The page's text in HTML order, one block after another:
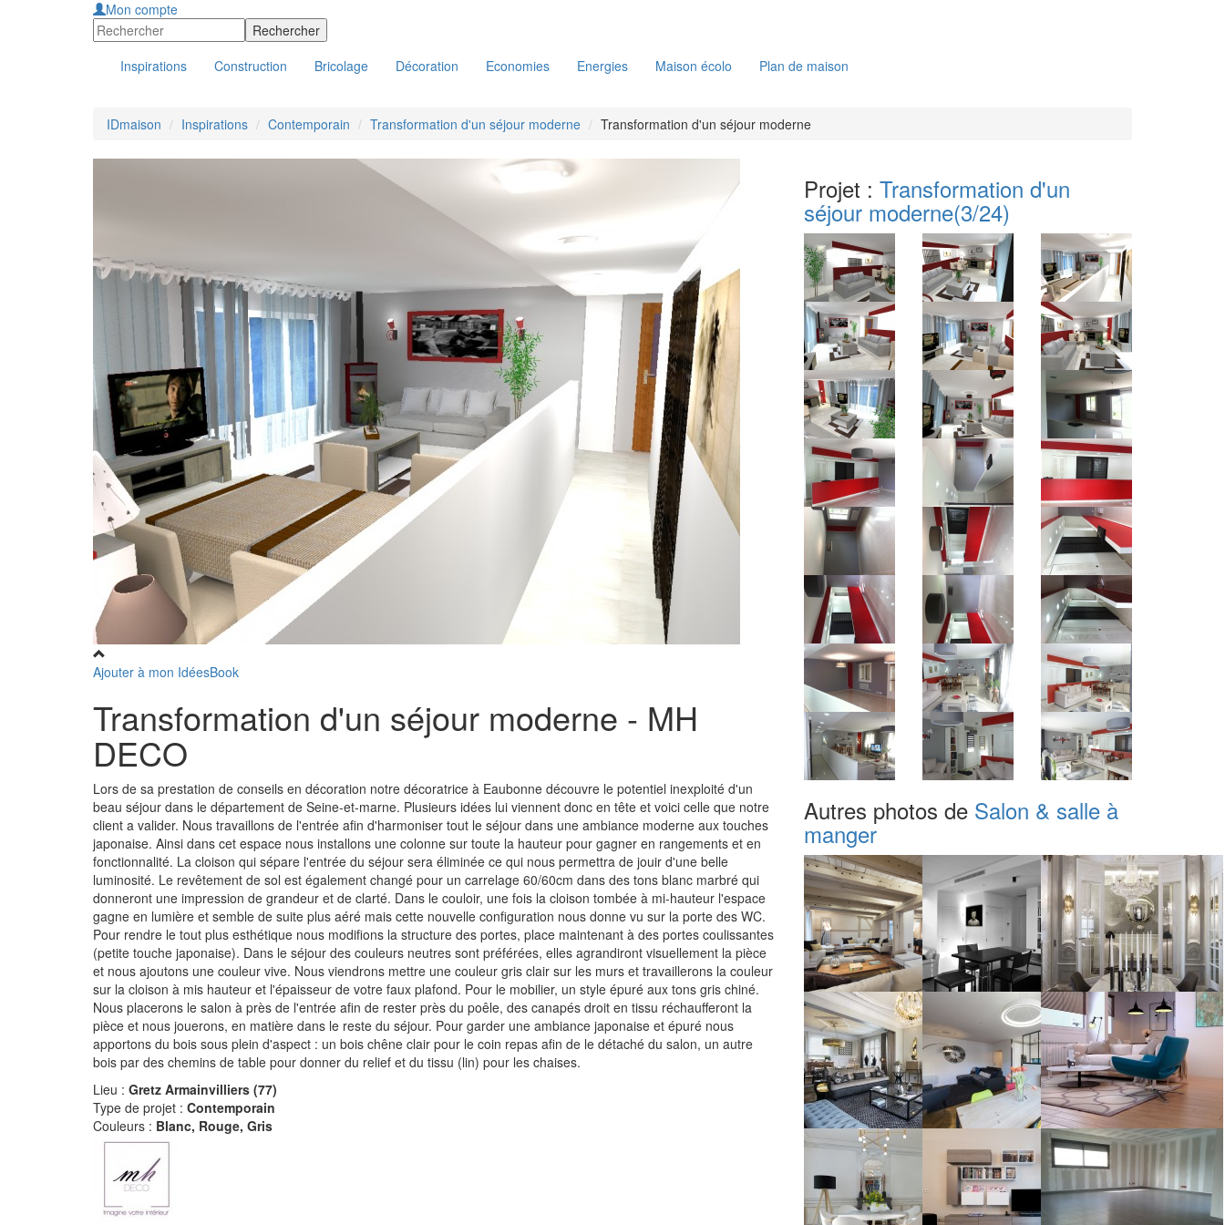
Mon compte
Inspirations Construction Bricolage Décoration Economies Energies Maison écolo Plan de maison
IDmaison Inspirations Contemporain Transformation d'un séjour moderne Transformation d'un séjour moderne
Ajouter à mon IdéesBook
Transformation d'un séjour moderne - MH
DECO
Lors de sa prestation de conseils en décoration notre décoratrice à Eaubonne découvre le potentiel inexploité d'un
beau séjour dans le département de Seine-et-marne. Plusieurs idées lui viennent donc en tête et voici celle que notre
client a valider. Nous travaillons de l'entrée afin d'harmoniser tout le séjour dans une ambiance moderne aux touches
japonaise. Ainsi dans cet espace nous installons une colonne sur toute la hauteur pour gagner en rangements et en
fonctionnalité. La cloison qui sépare l'entrée du séjour sera éliminée ce qui nous permettra de jouir d'une belle
luminosité. Le revêtement de sol est également changé pour un carrelage 60/60cm dans des tons blanc marbré qui
donneront une impression de grandeur et de clarté. Dans le couloir, une fois la cloison tombée à mi-hauteur l'espace
gagne en lumière et semble de suite plus aéré mais cette nouvelle configuration nous donne vu sur la porte des WC.
Pour rendre le tout plus esthétique nous modifions la structure des portes, place maintenant à des portes coulissantes
(petite touche japonaise). Dans le séjour des couleurs neutres sont préférées, elles agrandiront visuellement la pièce
et nous ajoutons une couleur vive. Nous viendrons mettre une couleur gris clair sur les murs et travaillerons la couleur
sur la cloison à mis hauteur et l'épaisseur de votre faux plafond. Pour le mobilier, un style épuré aux tons gris chiné.
Nous placerons le salon à près de l'entrée afin de rester près du poêle, des canapés droit en tissu réchaufferont la
pièce et nous jouerons, en matière dans le reste du séjour. Pour garder une ambiance japonaise et épuré nous
apportons du bois sous plein d'aspect : un bois chêne clair pour le coin repas afin de le détaché du salon, un autre
bois par des chemins de table pour donner du relief et du tissu (lin) pour les chaises.
Lieu : Gretz Armainvilliers (77)
Type de projet : Contemporain
Couleurs : Blanc, Rouge, Gris
Projet : Transformation d'un
séjour moderne(3/24)
Autres photos de Salon & salle à
manger